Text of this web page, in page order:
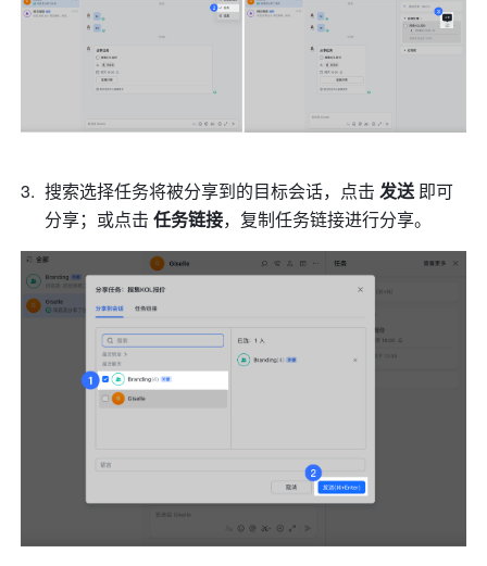
搜索选择任务将被分享到的目标会话，点击 发送 即可
分享；或点击 任务链接，复制任务链接进行分享。